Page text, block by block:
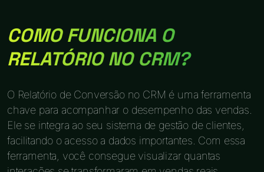
COMO FUNCIONA O
RELATÓRIO NO CRM?
O Relatório de Conversão no CRM é uma ferramenta
chave para acompanhar o desempenho das vendas.
Ele se integra ao seu sistema de gestão de clientes,
facilitando o acesso a dados importantes. Com essa
ferramenta, você consegue visualizar quantas